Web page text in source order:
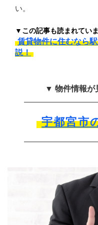
い。
▼この記事も読まれてい
賃貸物件に住むなら
説！
▼ 物件情報が
宇都宮市